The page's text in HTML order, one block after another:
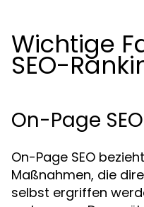
Wichtige
SEO-
On-Page
On-Page SEO
Maßnahmen, die
selbst ergriffen